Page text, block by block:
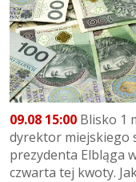
09.08 15:00 Blisko 1
dyrektor miejskiego
prezydenta Elbląga
czwarta tej kwoty.